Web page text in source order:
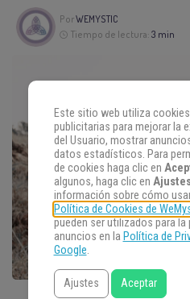
PorWEMYSTIC
Tiempo de lectura: 3 min
Este sitio web utiliza
publicitarias para mejorar la
del Usuario, mostrar
datos estadísticos. Para
de cookies haga clic en
algunos, haga clic en
información sobre cómo
Política de Cookies de
pueden ser utilizados para
anuncios en la Política de
Google.
Ajustes Aceptar